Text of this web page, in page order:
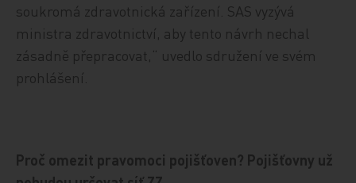
soukromá zdravotnická zařízení. SAS vyzývá
ministra zdravotnictví, aby tento návrh nechal
zásadně přepracovat,“ uvedlo sdružení ve svém
prohlášení.
Proč omezit pravomoci pojišťoven? Pojišťovny už